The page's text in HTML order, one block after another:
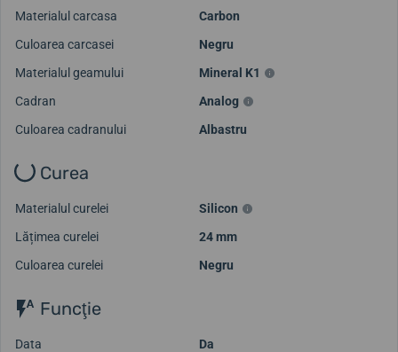
Materialul carcasa
Carbon
Culoarea carcasei
Negru
Materialul geamului
Mineral K1
Cadran
Analog
Culoarea cadranului
Albastru
Curea
Materialul curelei
Silicon
Lățimea curelei
24 mm
Culoarea curelei
Negru
Funcţie
Data
Da